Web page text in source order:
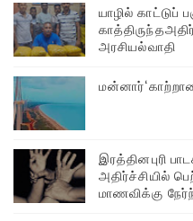
யாழில் காட்டுப்
அரசியல்வாதி
இரத்தினபுரி
அதிர்ச்சியில்
மாணவிக்கு